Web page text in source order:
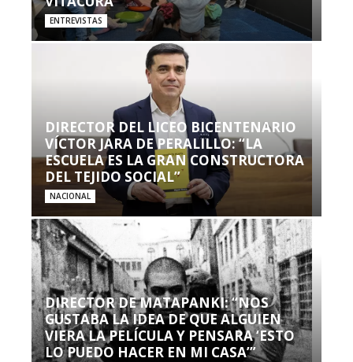
ENTREVISTAS
DIRECTOR DEL LICEO BICENTENARIO
VÍCTOR JARA DE PERALILLO: “LA
ESCUELA ES LA GRAN CONSTRUCTORA
DEL TEJIDO SOCIAL”
NACIONAL
DIRECTOR DE MATAPANKI: “NOS
GUSTABA LA IDEA DE QUE ALGUIEN
VIERA LA PELÍCULA Y PENSARA ‘ESTO
LO PUEDO HACER EN MI CASA’”